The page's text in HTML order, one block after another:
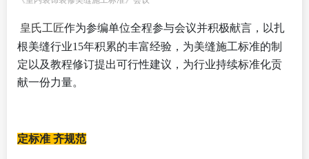
皇氏工匠作为参编单位全程参与会议并积极献言，以扎
根美缝行业15年积累的丰富经验，为美缝施工标准的制
定以及教程修订提出可行性建议，为行业持续标准化贡
献一份力量。
定标准 齐规范